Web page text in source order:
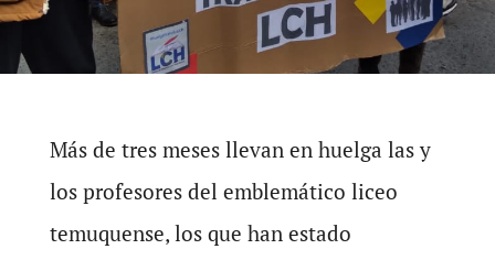
Más de tres meses llevan en huelga las y
los profesores del emblemático liceo
temuquense, los que han estado